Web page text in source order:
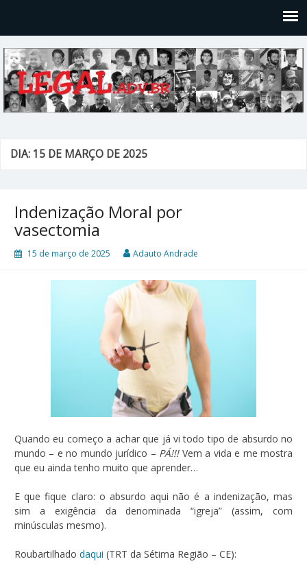
DIA: 15 DE MARÇO DE 2025
Indenização Moral por
vasectomia
15 de março de 2025 Adauto Andrade
Quando eu começo a achar que já vi todo tipo de absurdo no
mundo – e no mundo jurídico – PÁ!!!Vem a vida e me mostra
que eu ainda tenho muito que aprender…
E que fique claro: o absurdo aqui não é a indenização, mas
sim a exigência da denominada “igreja” (assim, com
minúsculas mesmo).
Roubartilhado daqui (TRT da Sétima Região – CE):